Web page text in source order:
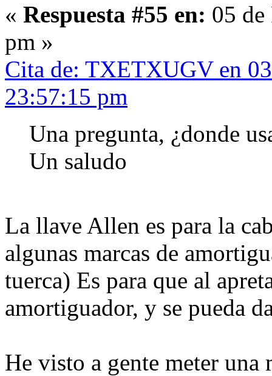
« Respuesta #55 en: 05
pm »
Cita de: TXETXUGV en
23:57:15 pm
Una pregunta, ¿donde
Un saludo
La llave Allen es para la
algunas marcas de
tuerca) Es para que al
amortiguador, y se pueda
He visto a gente meter una